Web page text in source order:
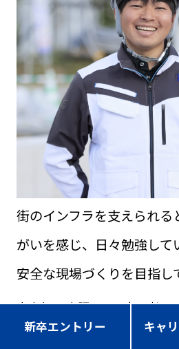
街のインフラを支えられる
がいを感じ、日々勉強して
安全な現場づくりを目指し
土木部 工事課 2025年入社
新卒エントリー
キャ